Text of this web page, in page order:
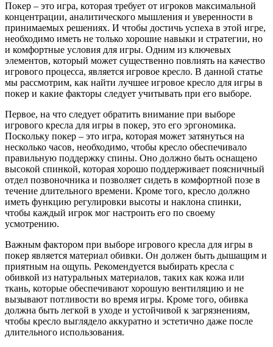
Покер – это игра, которая требует от игроков максимальной
концентрации, аналитического мышления и уверенности в
принимаемых решениях. И чтобы достичь успеха в этой игре,
необходимо иметь не только хорошие навыки и стратегии, но
и комфортные условия для игры. Одним из ключевых
элементов, который может существенно повлиять на качество
игрового процесса, является игровое кресло. В данной статье
мы рассмотрим, как найти лучшее игровое кресло для игры в
покер и какие факторы следует учитывать при его выборе.
Первое, на что следует обратить внимание при выборе
игрового кресла для игры в покер, это его эргономика.
Поскольку покер – это игра, которая может затянуться на
несколько часов, необходимо, чтобы кресло обеспечивало
правильную поддержку спины. Оно должно быть оснащено
высокой спинкой, которая хорошо поддерживает поясничный
отдел позвоночника и позволяет сидеть в комфортной позе в
течение длительного времени. Кроме того, кресло должно
иметь функцию регулировки высоты и наклона спинки,
чтобы каждый игрок мог настроить его по своему
усмотрению.
Важным фактором при выборе игрового кресла для игры в
покер является материал обивки. Он должен быть дышащим и
приятным на ощупь. Рекомендуется выбирать кресла с
обивкой из натуральных материалов, таких как кожа или
ткань, которые обеспечивают хорошую вентиляцию и не
вызывают потливости во время игры. Кроме того, обивка
должна быть легкой в уходе и устойчивой к загрязнениям,
чтобы кресло выглядело аккуратно и эстетично даже после
длительного использования.